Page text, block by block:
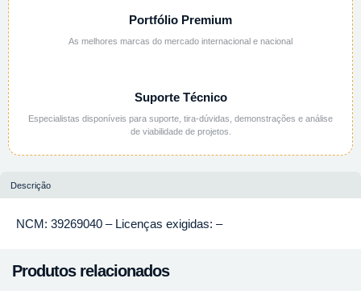
Portfólio Premium
As melhores marcas do mercado internacional e nacional
Suporte Técnico
Especialistas disponíveis para suporte, tira-dúvidas, demonstrações e análise
de viabilidade de projetos.
Descrição
NCM: 39269040 – Licenças exigidas: –
Produtos relacionados